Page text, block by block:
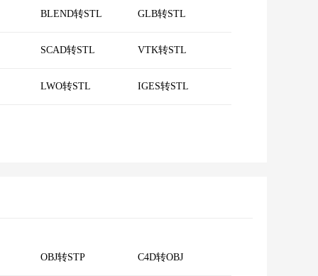
BLEND转STL GLB转STL
SCAD转STL VTK转STL
LWO转STL IGES转STL
OBJ转STP C4D转OBJ